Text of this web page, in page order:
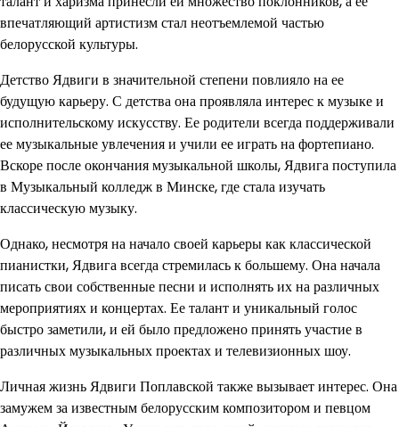
впечатляющий артистизм стал неотъемлемой частью
белорусской культуры.
Детство Ядвиги в значительной степени повлияло на ее
будущую карьеру. С детства она проявляла интерес к музыке и
исполнительскому искусству. Ее родители всегда поддерживали
ее музыкальные увлечения и учили ее играть на фортепиано.
Вскоре после окончания музыкальной школы, Ядвига поступила
в Музыкальный колледж в Минске, где стала изучать
классическую музыку.
Однако, несмотря на начало своей карьеры как классической
пианистки, Ядвига всегда стремилась к большему. Она начала
писать свои собственные песни и исполнять их на различных
мероприятиях и концертах. Ее талант и уникальный голос
быстро заметили, и ей было предложено принять участие в
различных музыкальных проектах и телевизионных шоу.
Личная жизнь Ядвиги Поплавской также вызывает интерес. Она
замужем за известным белорусским композитором и певцом